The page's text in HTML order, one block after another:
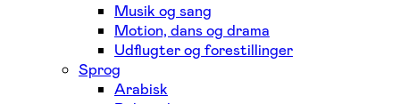
Musik og sang
Motion, dans og drama
Udflugter og forestillinger
Sprog
Arabisk